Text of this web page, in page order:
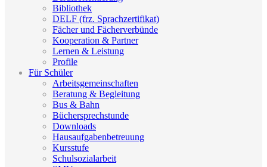
Bibliothek
DELF (frz. Sprachzertifikat)
Fächer und Fächerverbünde
Kooperation & Partner
Lernen & Leistung
Profile
Für Schüler
Arbeitsgemeinschaften
Beratung & Begleitung
Bus & Bahn
Büchersprechstunde
Downloads
Hausaufgabenbetreuung
Kursstufe
Schulsozialarbeit